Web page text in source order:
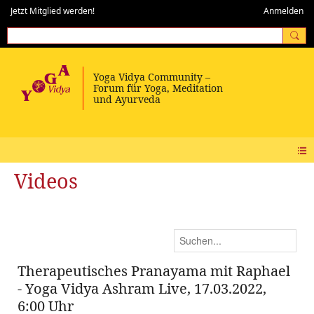
Jetzt Mitglied werden! Anmelden
Videos
Therapeutisches Pranayama mit Raphael
- Yoga Vidya Ashram Live, 17.03.2022,
6:00 Uhr